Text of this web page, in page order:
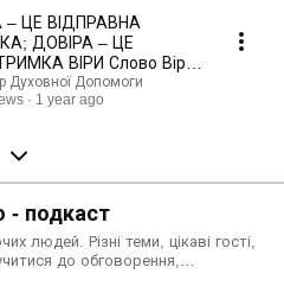
– ЦЕ ВІДПРАВНА
ДОВІРА – ЦЕ
ВІРИ Слово Віри
Маседо
Духовної Допомоги
1 year ago
- подкаст
людей. Різні теми, цікаві гості,
до обговорення,